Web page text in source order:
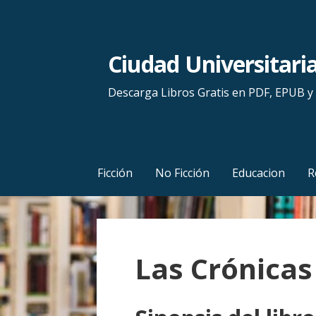
n
t
e
n
i
d
Ciudad
Descarga Libros Gratis en PDF, EPUB y
Ficción No Ficción Educacion
Las